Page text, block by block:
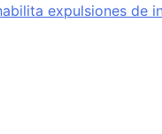
expulsiones de